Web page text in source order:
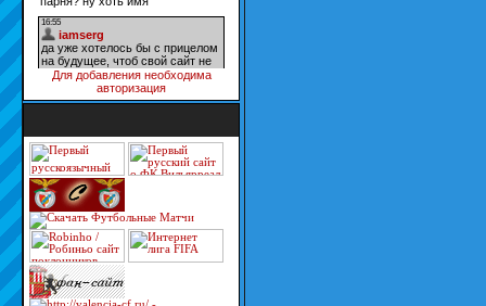
Для добавления необходима
авторизация